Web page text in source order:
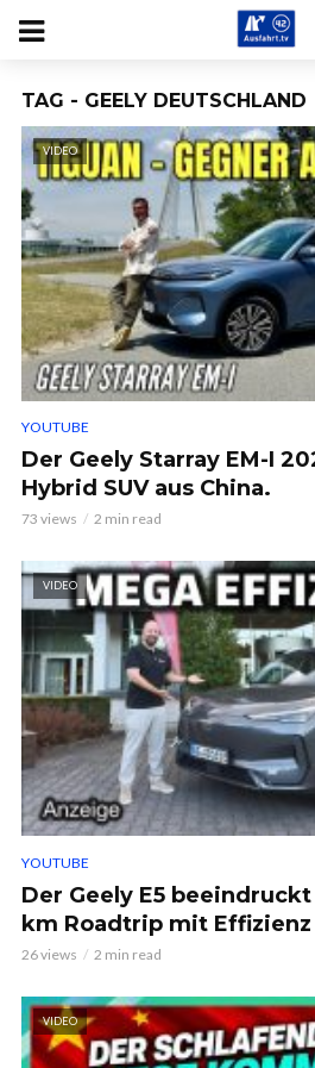
TAG - GEELY DEUTSCHLAND
VIDEO
YOUTUBE
Der Geely Starray EM-I
Hybrid SUV aus China.
73 views 2 min read
VIDEO
YOUTUBE
Der Geely E5
km Roadtrip mit
26 views 2 min read
VIDEO